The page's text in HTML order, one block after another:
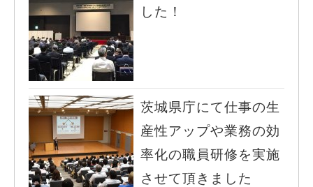
した！
茨城県庁にて仕事の生
産性アップや業務の効
率化の職員研修を実施
させて頂きました